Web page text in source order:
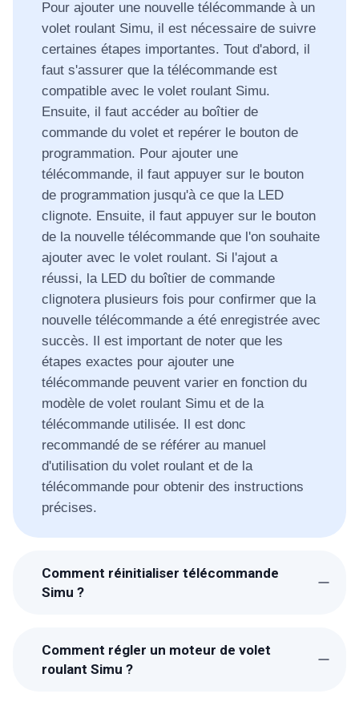
Pour ajouter une nouvelle télécommande à un
volet roulant Simu, il est nécessaire de suivre
certaines étapes importantes. Tout d'abord, il
faut s'assurer que la télécommande est
compatible avec le volet roulant Simu.
Ensuite, il faut accéder au boîtier de
commande du volet et repérer le bouton de
programmation. Pour ajouter une
télécommande, il faut appuyer sur le bouton
de programmation jusqu'à ce que la LED
clignote. Ensuite, il faut appuyer sur le bouton
de la nouvelle télécommande que l'on souhaite
ajouter avec le volet roulant. Si l'ajout a
réussi, la LED du boîtier de commande
clignotera plusieurs fois pour confirmer que la
nouvelle télécommande a été enregistrée avec
succès. Il est important de noter que les
étapes exactes pour ajouter une
télécommande peuvent varier en fonction du
modèle de volet roulant Simu et de la
télécommande utilisée. Il est donc
recommandé de se référer au manuel
d'utilisation du volet roulant et de la
télécommande pour obtenir des instructions
précises.
Comment réinitialiser télécommande
Simu ?
importantes. Tout d'abord, il faut s'assurer que
la télécommande est en bon état de
Comment régler un moteur de volet
roulant Simu ?